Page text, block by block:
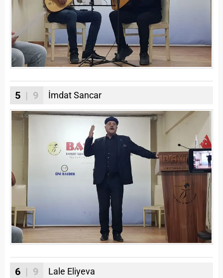
5 | 9 İmdat Sancar
6 | 9 Lale Eliyeva